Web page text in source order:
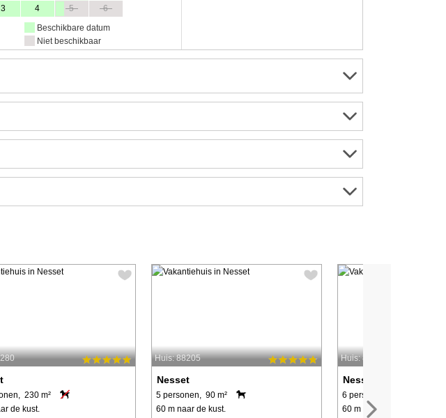
3 4 5
6
Beschikbare datum
Niet beschikbaar
230 m²
de kust.
Huis: 88205
Nesset
5 personen, 90 m²
60 m naar de kust.
Huis: 88204
Nesset
6 personen, 80 m²
60 m naar de kust.